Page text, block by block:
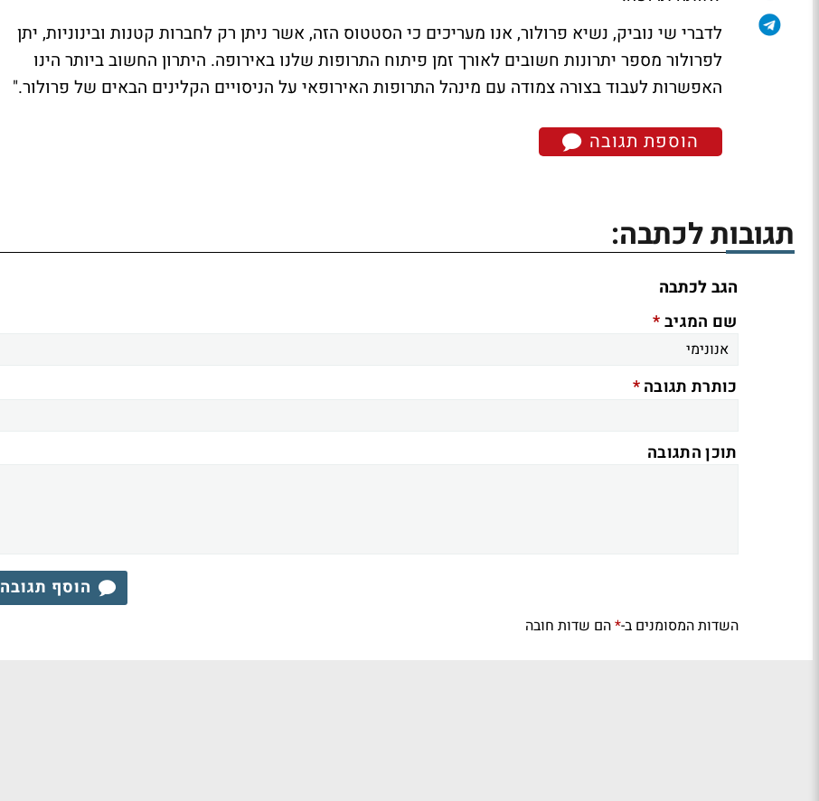
לדברי שי נוביק, נשיא פרולור, אנו מעריכים כי הסטטוס הזה, אשר ניתן רק לחברות קטנות ובינוניות, יתן
לפרולור מספר יתרונות חשובים לאורך זמן פיתוח התרופות שלנו באירופה. היתרון החשוב ביותר הינו
האפשרות לעבוד בצורה צמודה עם מינהל התרופות האירופאי על הניסויים הקלינים הבאים של פרולור."
הוספת תגובה
תגובות לכתבה:
הגב לכתבה
שם המגיב*
כותרת תגובה*
תוכן התגובה
הוסף תגובה
השדות המסומנים ב-*הם שדות חובה